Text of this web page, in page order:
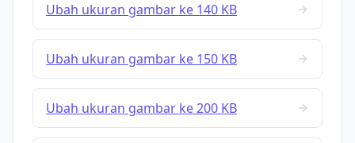
Ubah ukuran gambar ke 140 KB
Ubah ukuran gambar ke 150 KB
Ubah ukuran gambar ke 200 KB